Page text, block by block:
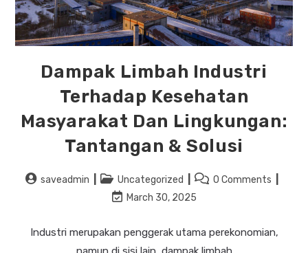
Dampak Limbah Industri
Terhadap Kesehatan
Masyarakat Dan Lingkungan:
Tantangan & Solusi
saveadmin Uncategorized
0 Comments
March 30, 2025
Industri merupakan penggerak utama perekonomian,